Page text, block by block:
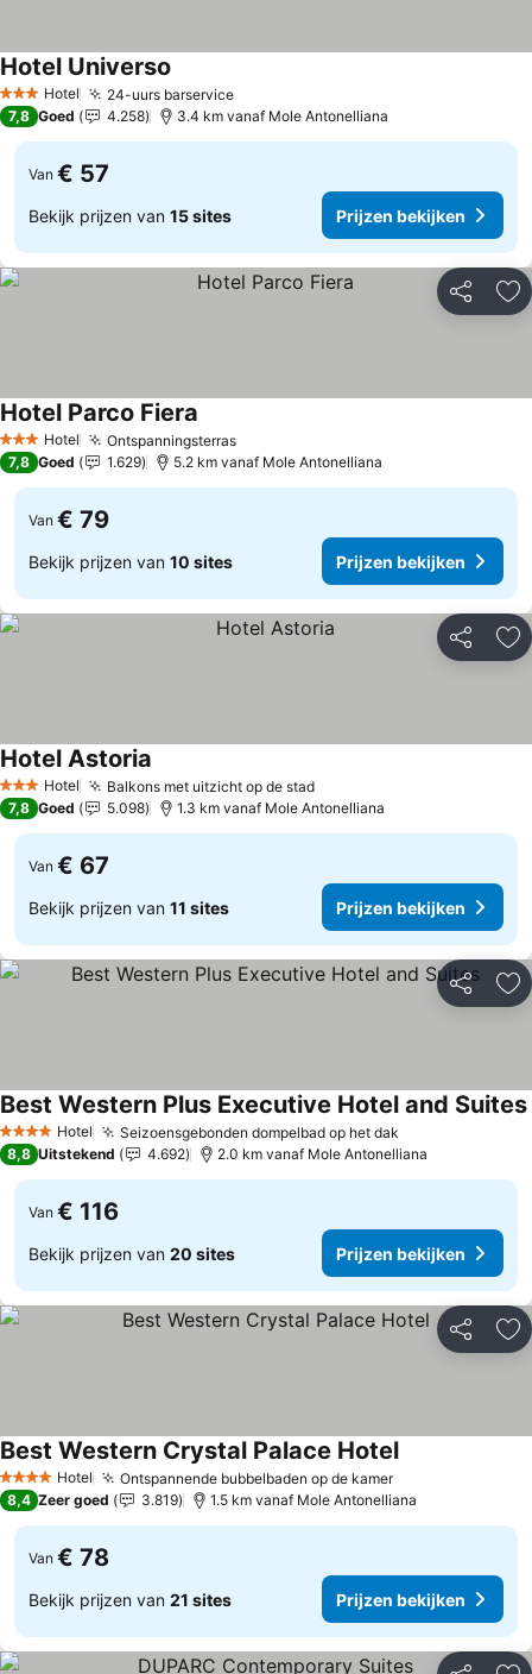
3 SterrenHotel 24-uurs barservice
Hotel Universo
7,8 Goed 4.258 3.4 km vanaf Mole Antonelliana
Van € 57
Bekijk prijzen van 15 sites Prijzen bekijken
Delen
3 SterrenHotel Ontspanningsterras
Hotel Parco Fiera
7,8 Goed 1.629 5.2 km vanaf Mole Antonelliana
Van € 79
Bekijk prijzen van 10 sites Prijzen bekijken
Delen
3 SterrenHotel Balkons met uitzicht op de stad
Hotel Astoria
7,8 Goed 5.098 1.3 km vanaf Mole Antonelliana
Van € 67
Bekijk prijzen van 11 sites Prijzen bekijken
Delen
4 SterrenHotel Seizoensgebonden dompelbad op het dak
Best Western Plus Executive Hotel and Suites
8,8 Uitstekend 4.692 2.0 km vanaf Mole Antonelliana
Van € 116
Bekijk prijzen van 20 sites Prijzen bekijken
Delen
4 SterrenHotel Ontspannende bubbelbaden op de kamer
Best Western Crystal Palace Hotel
8,4 Zeer goed 3.819 1.5 km vanaf Mole Antonelliana
Van € 78
Bekijk prijzen van 21 sites Prijzen bekijken